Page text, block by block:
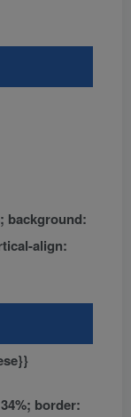
background:
align:
border: